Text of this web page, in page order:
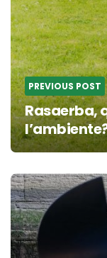
PREVIOUS POST
Rasaerba,